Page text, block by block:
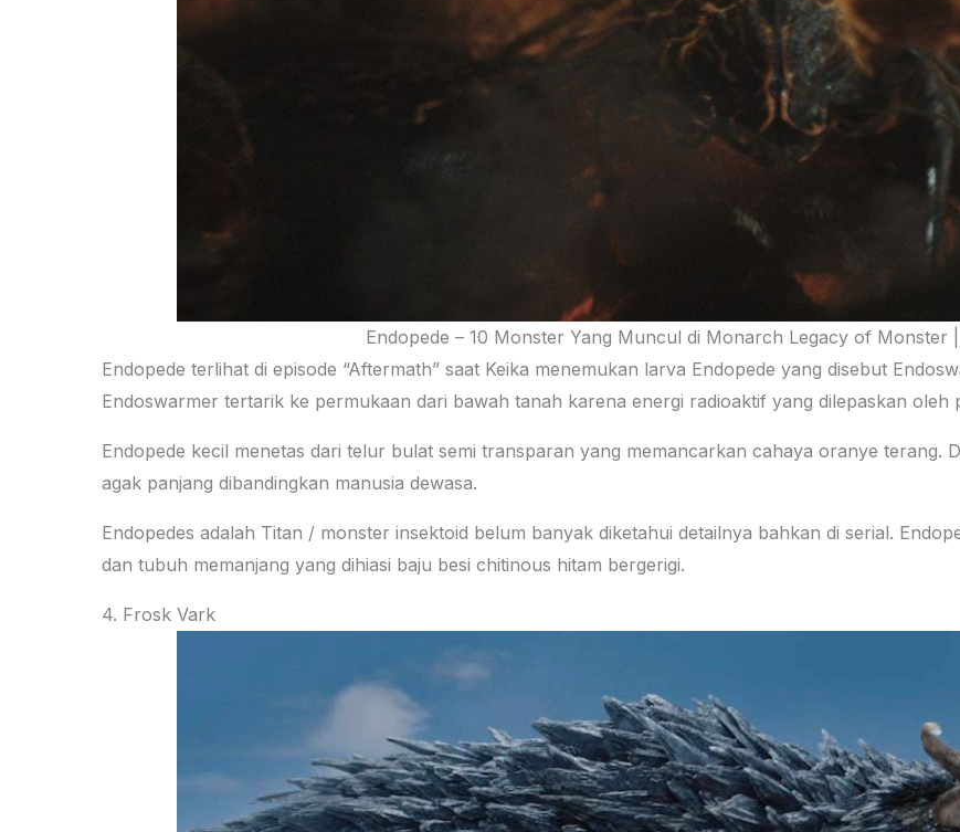
Endopede – 10 Monster Yang Muncul di Monarch Legacy of Monster
Endopede terlihat di episode “Aftermath” saat Keika menemukan larva Endopede yang disebut
Endoswarmer tertarik ke permukaan dari bawah tanah karena energi radioaktif yang dilepaskan oleh
Endopede kecil menetas dari telur bulat semi transparan yang memancarkan cahaya oranye terang.
agak panjang dibandingkan manusia dewasa.
Endopedes adalah Titan / monster insektoid belum banyak diketahui detailnya bahkan di serial.
dan tubuh memanjang yang dihiasi baju besi chitinous hitam bergerigi.
4. Frosk Vark